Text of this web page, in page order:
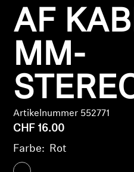
TV-Kopfhörer
Original-Hörteile &
Soundbars
AMBEO Soundbars und
AF
MM-
Artikelnummer 552771
CHF 16.00
Farbe: Rot